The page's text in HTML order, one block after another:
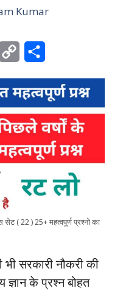
Kumar
p
y
L
i
k
a
r
e
( 22 ) 25+ महत्वपूर्ण प्रश्नो का
सरकारी नौकरी की
ज्ञान के प्रश्न बोहत